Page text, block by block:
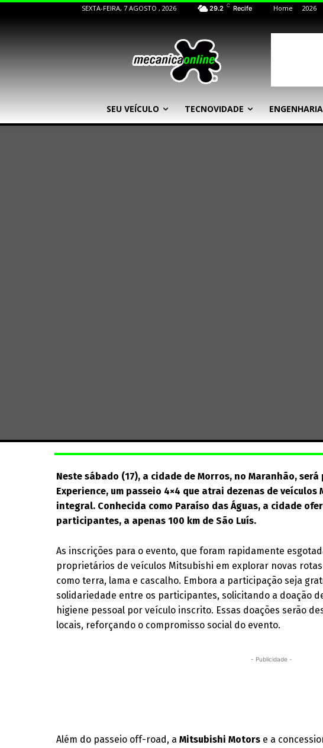
SEXTA-FEIRA, 7 AGOSTO , 2026 29.2 C Recife Home 2026
SEU VEÍCULO TECNOVIDADE ENGENHARIA
Neste sábado (17), a cidade de Morros, no Maranhão,
Experience, um passeio 4×4 que atrai dezenas de
integral. Conhecida como Paraíso das Águas, a cidade
participantes, a apenas 100 km de São Luís.
As inscrições para o evento, que foram rapidamente
proprietários de veículos Mitsubishi em explorar novas
como terra, lama e cascalho. Embora a participação seja
solidariedade entre os participantes, solicitando a doação
higiene pessoal por veículo inscrito. Essas doações serão
locais, reforçando o compromisso social do evento.
- Publicidade -
Além do passeio off-road, aMitsubishi Motors e a